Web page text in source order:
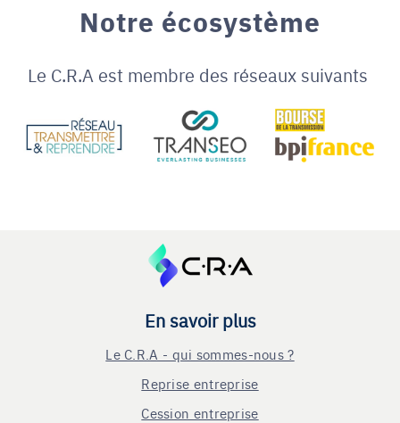
Notre écosystème
Le C.R.A est membre des réseaux suivants
En savoir plus
Le C.R.A - qui sommes-nous ?
Reprise entreprise
Cession entreprise